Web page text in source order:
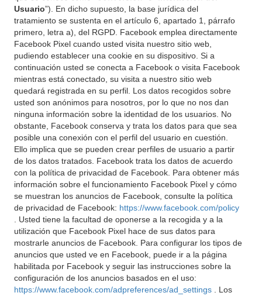
Usuario”). En dicho supuesto, la base jurídica del
tratamiento se sustenta en el artículo 6, apartado 1, párrafo
primero, letra a), del RGPD. Facebook emplea directamente
Facebook Pixel cuando usted visita nuestro sitio web,
pudiendo establecer una cookie en su dispositivo. Si a
continuación usted se conecta a Facebook o visita Facebook
mientras está conectado, su visita a nuestro sitio web
quedará registrada en su perfil. Los datos recogidos sobre
usted son anónimos para nosotros, por lo que no nos dan
ninguna información sobre la identidad de los usuarios. No
obstante, Facebook conserva y trata los datos para que sea
posible una conexión con el perfil del usuario en cuestión.
Ello implica que se pueden crear perfiles de usuario a partir
de los datos tratados. Facebook trata los datos de acuerdo
con la política de privacidad de Facebook. Para obtener más
información sobre el funcionamiento Facebook Pixel y cómo
se muestran los anuncios de Facebook, consulte la política
de privacidad de Facebook: https://www.facebook.com/policy
. Usted tiene la facultad de oponerse a la recogida y a la
utilización que Facebook Pixel hace de sus datos para
mostrarle anuncios de Facebook. Para configurar los tipos de
anuncios que usted ve en Facebook, puede ir a la página
habilitada por Facebook y seguir las instrucciones sobre la
configuración de los anuncios basados en el uso:
https://www.facebook.com/adpreferences/ad_settings
. Los